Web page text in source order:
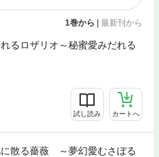
1巻から | 最新刊から
るロザリオ～秘蜜愛みだれる
試し読み カートへ
散る薔薇 ～夢幻愛むさぼる